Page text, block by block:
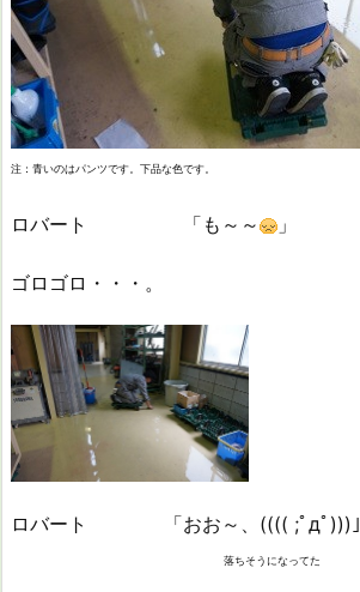
注：青いのはパンツです。下品な色です。
ロバート 「も～～ 」
ゴロゴロ・・・。
ロバート 「おお～、(((( ;ﾟдﾟ)))」
落ちそうになってた